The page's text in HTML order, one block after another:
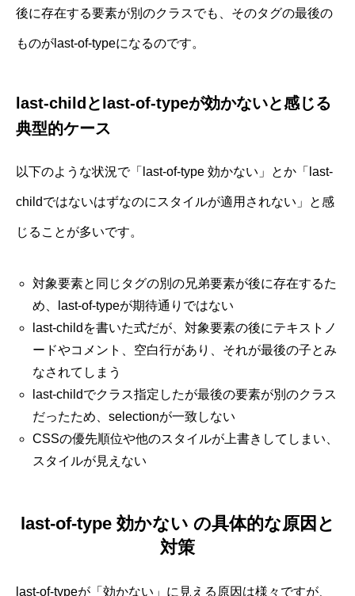
後に存在する要素が別のクラスでも、そのタグの最後の
ものがlast-of-typeになるのです。
last-childとlast-of-typeが効かないと感じる
典型的ケース
以下のような状況で「last-of-type 効かない」とか「last-
childではないはずなのにスタイルが適用されない」と感
じることが多いです。
対象要素と同じタグの別の兄弟要素が後に存在するた
め、last-of-typeが期待通りではない
last-childを書いた式だが、対象要素の後にテキストノ
ードやコメント、空白行があり、それが最後の子とみ
なされてしまう
last-childでクラス指定したが最後の要素が別のクラス
だったため、selectionが一致しない
CSSの優先順位や他のスタイルが上書きしてしまい、
スタイルが見えない
last-of-type 効かない の具体的な原因と
対策
last-of-typeが「効かない」に見える原因は様々ですが、